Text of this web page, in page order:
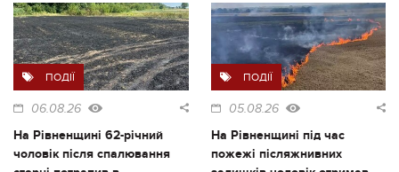
ПОДІЇ
06.08.26
На Рівненщині 62-річний
чоловік після спалювання
ПОДІЇ
05.08.26
На Рівненщині під час
пожежі післяжнивних